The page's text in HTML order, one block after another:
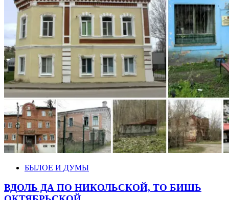
БЫЛОЕ И ДУМЫ
ВДОЛЬ ДА ПО НИКОЛЬСКОЙ, ТО БИШЬ